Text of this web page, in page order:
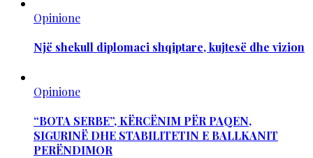
Opinione
Një shekull diplomaci shqiptare, kujtesë dhe vizion
Opinione
“BOTA SERBE”, KËRCËNIM PËR PAQEN,
SIGURINË DHE STABILITETIN E BALLKANIT
PERËNDIMOR